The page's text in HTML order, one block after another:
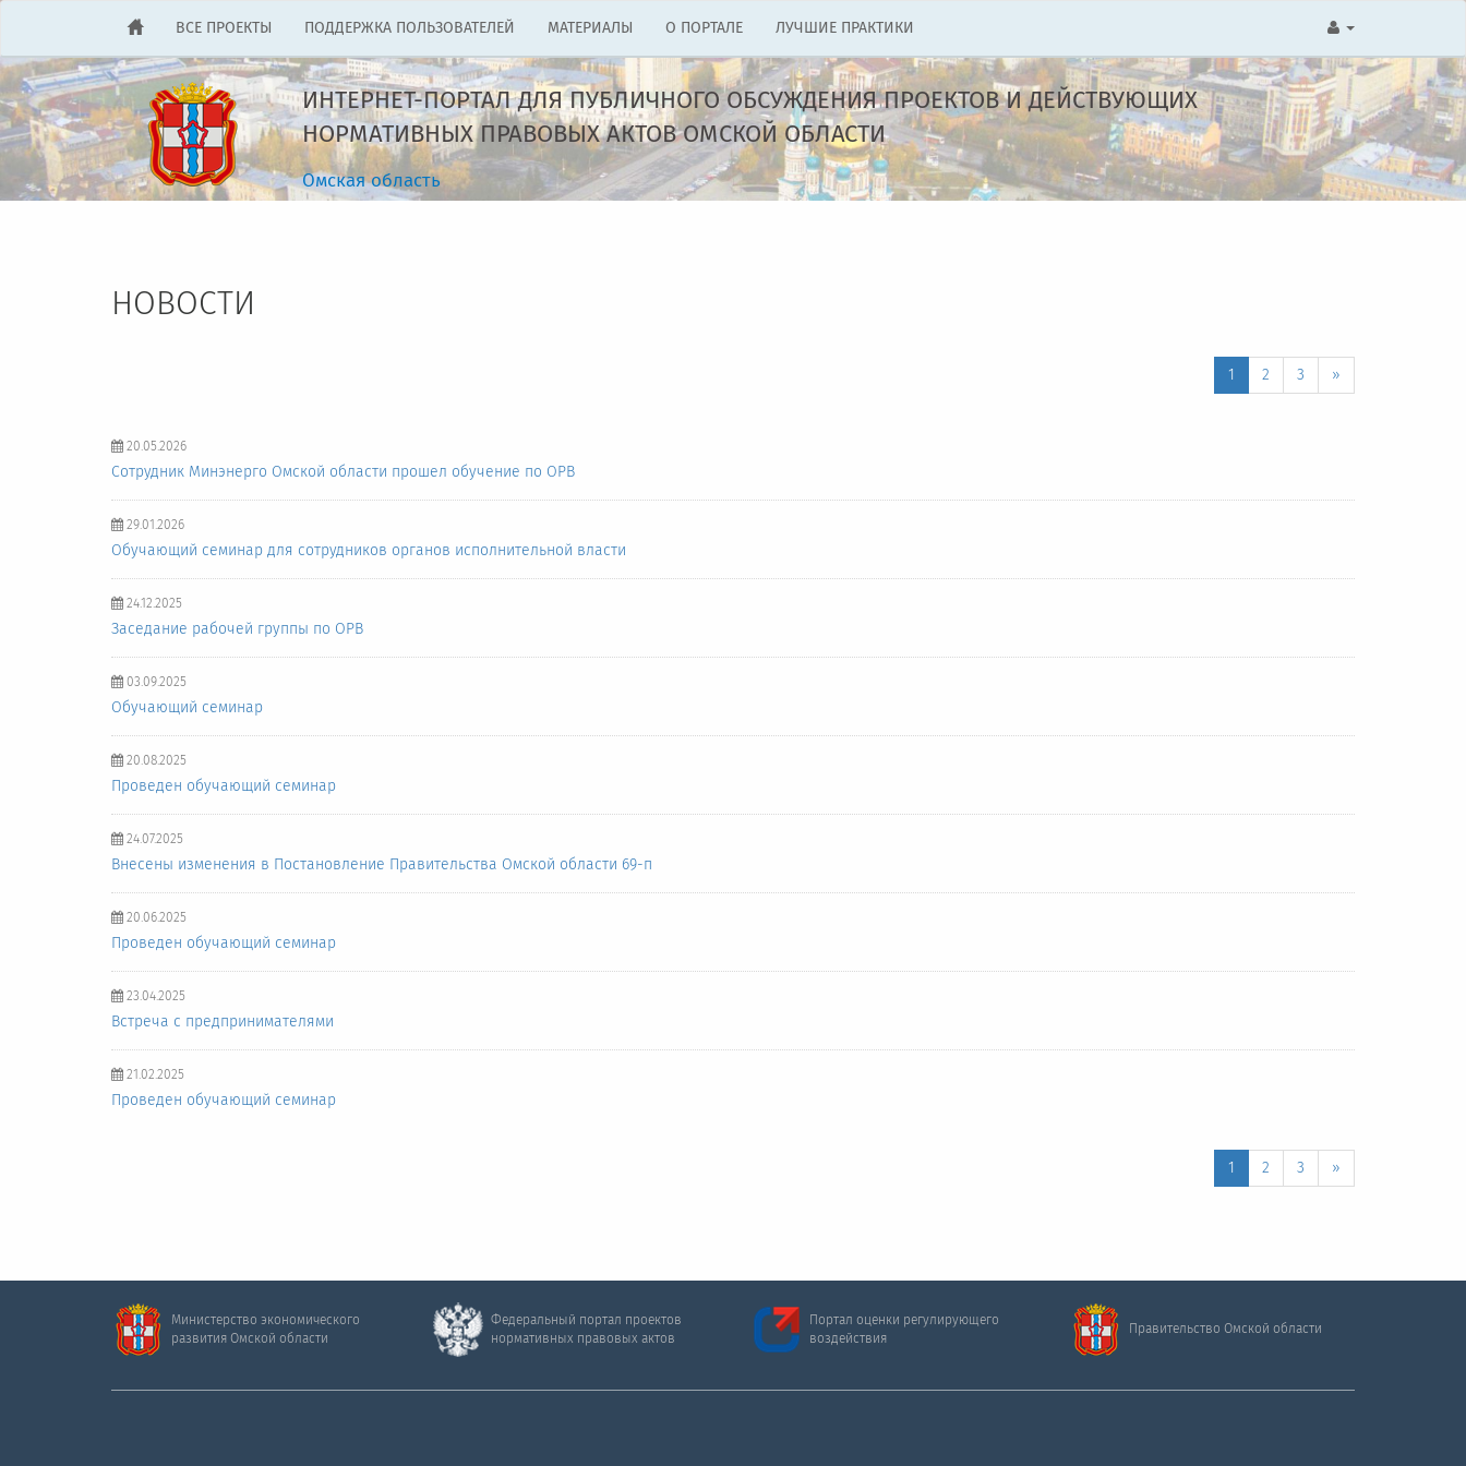
ВСЕ ПРОЕКТЫ ПОДДЕРЖКА ПОЛЬЗОВАТЕЛЕЙ МАТЕРИАЛЫ О ПОРТАЛЕ ЛУЧШИЕ ПРАКТИКИ
ИНТЕРНЕТ-ПОРТАЛ ДЛЯ ПУБЛИЧНОГО ОБСУЖДЕНИЯ ПРОЕКТОВ И ДЕЙСТВУЮЩИХ
НОРМАТИВНЫХ ПРАВОВЫХ АКТОВ ОМСКОЙ ОБЛАСТИ
Омская область
НОВОСТИ
1 2 3 »
20.05.2026
Сотрудник Минэнерго Омской области прошел обучение по ОРВ
29.01.2026
Обучающий семинар для сотрудников органов исполнительной власти
24.12.2025
Заседание рабочей группы по ОРВ
03.09.2025
Обучающий семинар
20.08.2025
Проведен обучающий семинар
24.07.2025
Внесены изменения в Постановление Правительства Омской области 69-п
20.06.2025
Проведен обучающий семинар
23.04.2025
Встреча с предпринимателями
21.02.2025
Проведен обучающий семинар
1 2 3 »
Министерство экономического
развития Омской области
Федеральный портал проектов
нормативных правовых актов
Портал оценки регулирующего
воздействия
Правительство Омской области